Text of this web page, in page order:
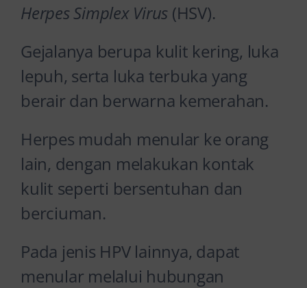
Herpes Simplex Virus (HSV).
Gejalanya berupa kulit kering, luka
lepuh, serta luka terbuka yang
berair dan berwarna kemerahan.
Herpes mudah menular ke orang
lain, dengan melakukan kontak
kulit seperti bersentuhan dan
berciuman.
Pada jenis HPV lainnya, dapat
menular melalui hubungan